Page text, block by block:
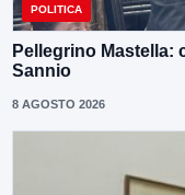
POLITICA
Pellegrino Mastella:
Sannio
8 AGOSTO 2026